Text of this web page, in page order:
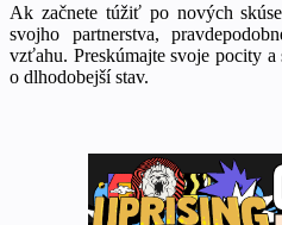
Ak začnete túžiť po nových
svojho partnerstva,
vzťahu. Preskúmajte svoje pocity
o dlhodobejší stav.